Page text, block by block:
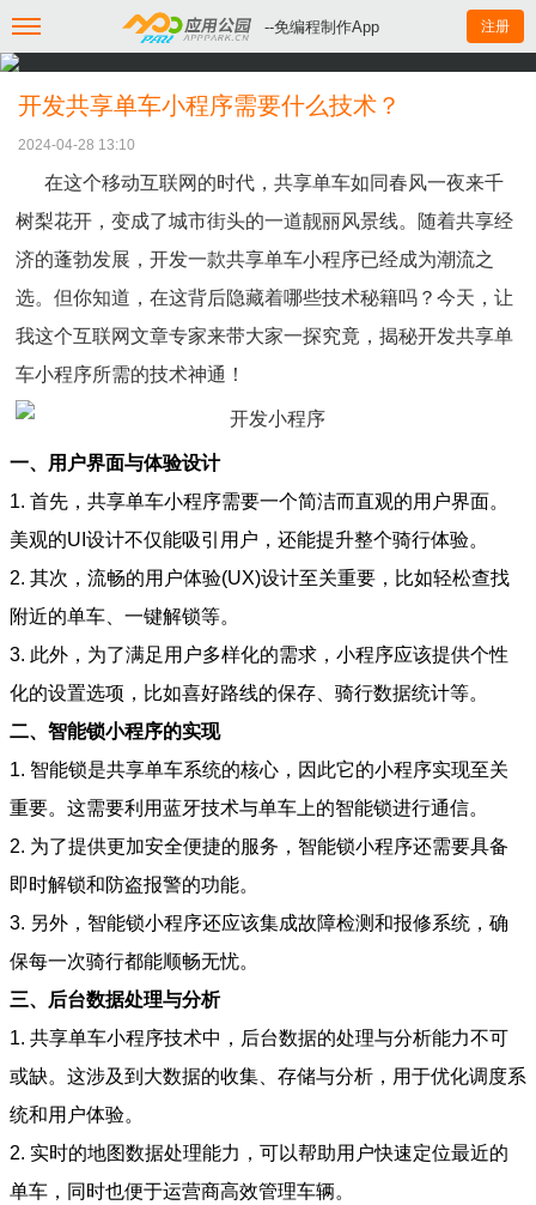
--免编程制作App 注册
开发共享单车小程序需要什么技术？
2024-04-28 13:10
在这个移动互联网的时代，共享单车如同春风一夜来千
树梨花开，变成了城市街头的一道靓丽风景线。随着共享经
济的蓬勃发展，开发一款共享单车小程序已经成为潮流之
选。但你知道，在这背后隐藏着哪些技术秘籍吗？今天，让
我这个互联网文章专家来带大家一探究竟，揭秘开发共享单
车小程序所需的技术神通！
一、用户界面与体验设计
1. 首先，共享单车小程序需要一个简洁而直观的用户界面。
美观的UI设计不仅能吸引用户，还能提升整个骑行体验。
2. 其次，流畅的用户体验(UX)设计至关重要，比如轻松查找
附近的单车、一键解锁等。
3. 此外，为了满足用户多样化的需求，小程序应该提供个性
化的设置选项，比如喜好路线的保存、骑行数据统计等。
二、智能锁小程序的实现
1. 智能锁是共享单车系统的核心，因此它的小程序实现至关
重要。这需要利用蓝牙技术与单车上的智能锁进行通信。
2. 为了提供更加安全便捷的服务，智能锁小程序还需要具备
即时解锁和防盗报警的功能。
3. 另外，智能锁小程序还应该集成故障检测和报修系统，确
保每一次骑行都能顺畅无忧。
三、后台数据处理与分析
1. 共享单车小程序技术中，后台数据的处理与分析能力不可
或缺。这涉及到大数据的收集、存储与分析，用于优化调度系
统和用户体验。
2. 实时的地图数据处理能力，可以帮助用户快速定位最近的
单车，同时也便于运营商高效管理车辆。